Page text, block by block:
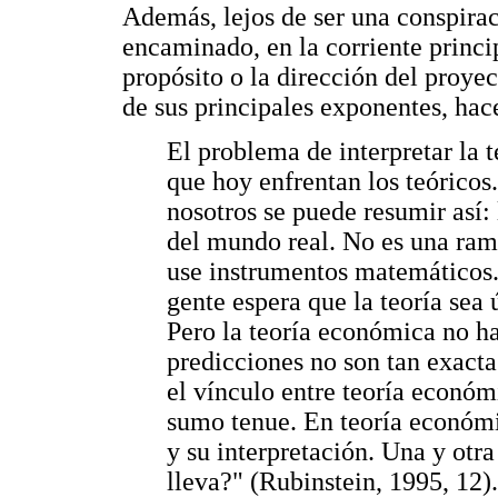
Además, lejos de ser una
encaminado, en la corriente
propósito o la dirección del
de sus principales exponentes,
El problema de interpretar la
que hoy enfrentan los
nosotros se puede resumir
del mundo real. No es una
use instrumentos
gente espera que la teoría
Pero la teoría económica no
predicciones no son tan
el vínculo entre teoría
sumo tenue. En teoría
y su interpretación. Una y
lleva?" (Rubinstein, 1995, 12).